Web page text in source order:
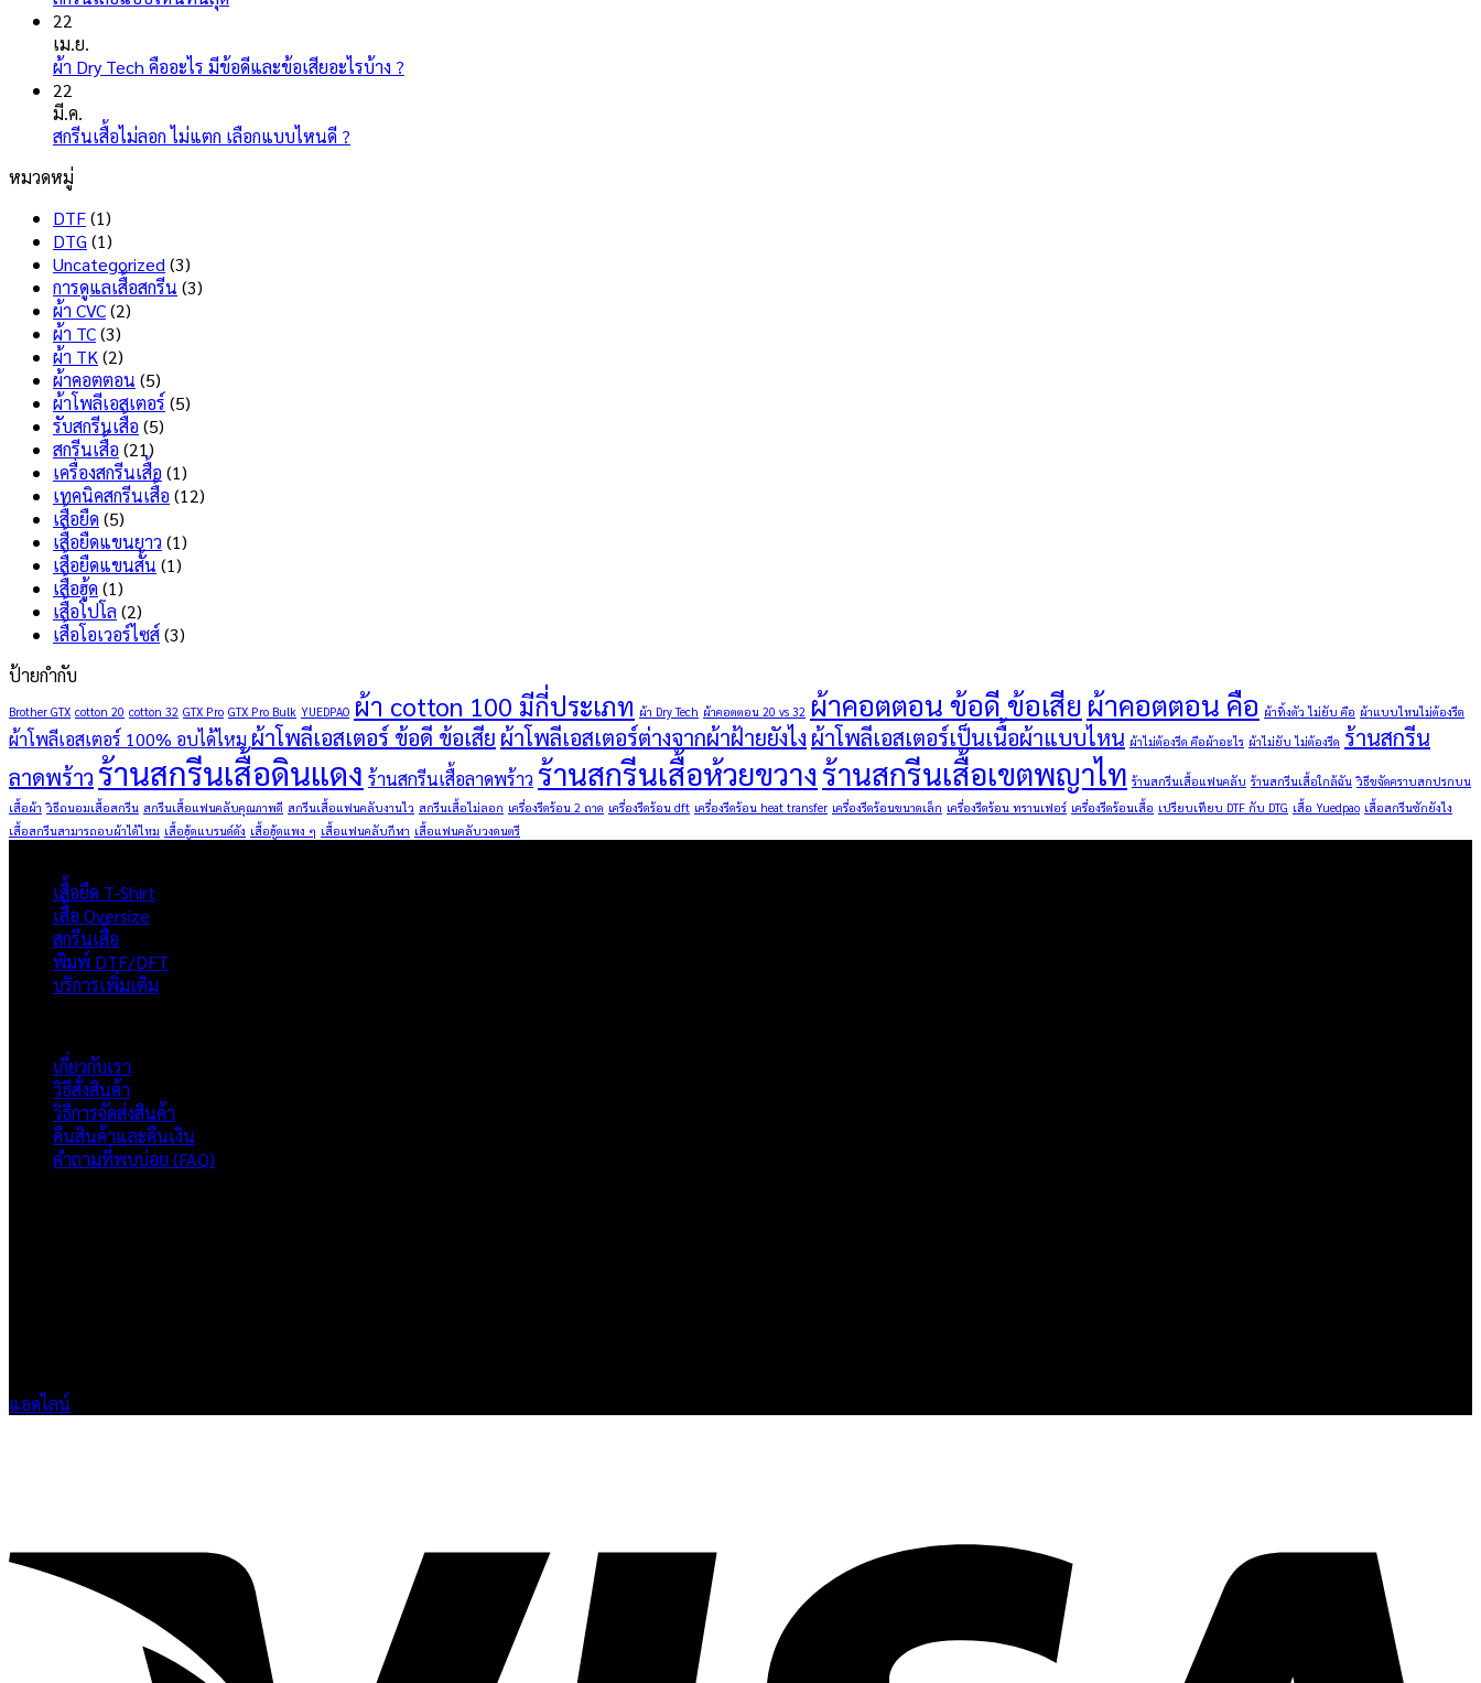
ช่างไฟ
จาก
ไง
บน
แบบ
22
เม.ย.
ผ้า Dry Tech คืออะไร มีข้อดีและข้อเสียอะไรบ้าง ?
22
มี.ค.
สกรีนเสื้อไม่ลอก ไม่แตก เลือกแบบไหนดี ?
หมวดหมู่
DTF(1)
DTG (1)
Uncategorized (3)
การดูแลเสื้อสกรีน (3)
ผ้า CVC(2)
ผ้า TC(3)
ผ้า TK (2)
ผ้าคอตตอน (5)
ผ้าโพลีเอสเตอร์ (5)
รับสกรีนเสื้อ (5)
สกรีนเสื้อ (21)
เครื่องสกรีนเสื้อ (1)
เทคนิคสกรีนเสื้อ (12)
เสื้อยืด (5)
เสื้อยืดแขนยาว (1)
เสื้อยืดแขนสั้น (1)
เสื้อฮู้ด (1)
เสื้อโปโล (2)
เสื้อโอเวอร์ไซส์(3)
ป้ายกำกับ
Brother GTX cotton 20 cotton 32 GTX Pro GTX Pro Bulk YUEDPAO ผ้า cotton 100 มีกี่ประเภท ผ้า Dry Tech ผ้าคอตตอน 20 vs 32 ผ้าคอตตอน ข้อดี ข้อเสีย ผ้าคอตตอน คือ ผ้าทิ้งตัว ไม่ยับ คือ ผ้าแบบไหนไม่ต้องรีด
ผ้าโพลีเอสเตอร์ 100% อบได้ไหม ผ้าโพลีเอสเตอร์ ข้อดี ข้อเสีย ผ้าโพลีเอสเตอร์ต่างจากผ้าฝ้ายยังไง ผ้าโพลีเอสเตอร์เป็นเนื้อผ้าแบบไหน ผ้าไม่ต้องรีด คือผ้าอะไร ผ้าไม่ยับ ไม่ต้องรีด ร้านสกรีน
ลาดพร้าว ร้านสกรีนเสื้อดินแดง ร้านสกรีนเสื้อลาดพร้าว ร้านสกรีนเสื้อห้วยขวางร้านสกรีนเสื้อเขตพญาไท ร้านสกรีนเสื้อแฟนคลับ ร้านสกรีนเสื้อใกล้ฉัน วิธีขจัดคราบสกปรกบน
เสื้อผ้า วิธีถนอมเสื้อสกรีน สกรีนเสื้อแฟนคลับคุณภาพดี สกรีนเสื้อแฟนคลับงานไว สกรีนเสื้อไม่ลอก เครื่องรีดร้อน 2 ถาด เครื่องรีดร้อน dft เครื่องรีดร้อน heat transfer เครื่องรีดร้อนขนาดเล็ก เครื่องรีดร้อน ทรานเฟอร์ เครื่องรีดร้อนเสื้อ เปรียบเทียบ DTF กับ DTG เสื้อ Yuedpao เสื้อสกรีนซักยังไง
เสื้อสกรีนสามารถอบผ้าได้ไหม เสื้อฮู้ดแบรนด์ดัง เสื้อฮู้ดแพง ๆ เสื้อแฟนคลับกีฬา เสื้อแฟนคลับวงดนตรี
เสื้อยืด T-Shirt
เสื้อ Oversize
สกรีนเสื้อ
พิมพ์ DTF/DFT
บริการเพิ่มเติม
เกี่ยวกับเรา
วิธีสั่งสินค้า
วิธีการจัดส่งสินค้า
คืนสินค้าและคืนเงิน
คำถามที่พบบ่อย (FAQ)
แอดไลน์